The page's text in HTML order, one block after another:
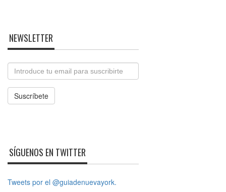
NEWSLETTER
Email
Suscríbete
SÍGUENOS EN TWITTER
Tweets por el @guiadenuevayork.